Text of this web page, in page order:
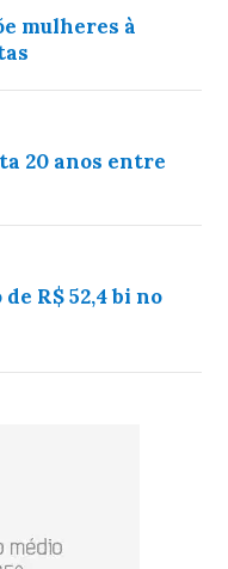
mulheres à
20 anos entre
R$ 52,4 bi no